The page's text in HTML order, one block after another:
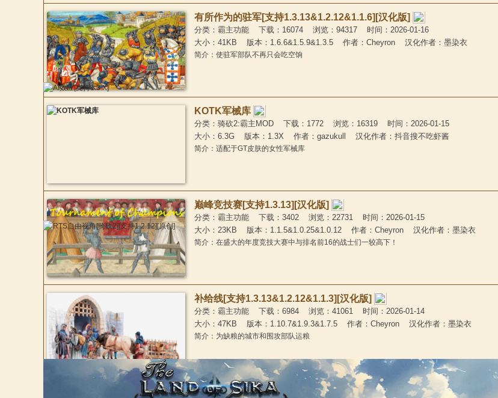
杀
文
有所作为的驻军[支持1.3.13&1.2.12&1.1.6][汉化版]
分类：霸主功能 下载：16074 浏览：94317 时间：2026-01-16
大小：41KB 版本：1.6.6&1.5.9&1.3.5 作者：Cheyron 汉化作者：墨染衣
简介：使驻军部队不再只会吃空饷
KOTK军械库
分类：骑砍2:霸主MOD 下载：1772 浏览：16319 时间：2026-01-15
大小：6.3G 版本：1.3X 作者：gazukull 汉化作者：抖音搜不吃虾酱
简介：适配于GT皮肤的女性军械库
巅峰竞技赛[支持1.3.13][汉化版]
分类：霸主功能 下载：3402 浏览：22731 时间：2026-01-15
大小：23KB 版本：1.1.5&1.0.25&1.0.12 作者：Cheyron 汉化作者：墨染衣
简介：在盛大的年度竞技大赛中与排名前16的战士们一较高下！
补给线[支持1.3.13&1.2.12&1.1.3][汉化版]
分类：霸主功能 下载：6984 浏览：41061 时间：2026-01-14
大小：47KB 版本：1.10.7&1.9.3&1.7.5 作者：Cheyron 汉化作者：墨染衣
简介：为缺粮的城市和围攻部队运粮
剧王-戏剧骑砍-适配1.3.X版本